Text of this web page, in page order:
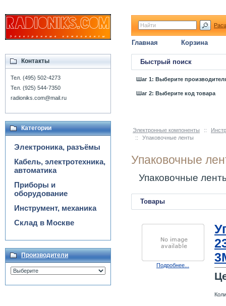
Быстрый поиск
Шаг 1: Выберите
Шаг 2: Выберите код товара
Электронные компоненты ::
::
Упаковочные ленты
Упаковочные
Упаковочные
Товары
Подробнее...
Контакты
Тел. (495) 502-4273
Тел. (925) 544-7350
radioniks.com@mail.ru
Категории
Электроника, разъёмы
Кабель, электротехника,
автоматика
Приборы и
оборудование
Инструмент, механика
Склад в Москве
Производители
Главная Корзина